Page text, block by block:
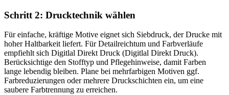
Schritt 2: Drucktechnik wählen
Für einfache, kräftige Motive eignet sich Siebdruck, der Drucke mit
hoher Haltbarkeit liefert. Für Detailreichtum und Farbverläufe
empfiehlt sich Digitlal Direkt Druck (Digitlal Direkt Druck).
Berücksichtige den Stofftyp und Pflegehinweise, damit Farben
lange lebendig bleiben. Plane bei mehrfarbigen Motiven ggf.
Farbreduzierungen oder mehrere Druckschichten ein, um eine
saubere Farbtrennung zu erreichen.